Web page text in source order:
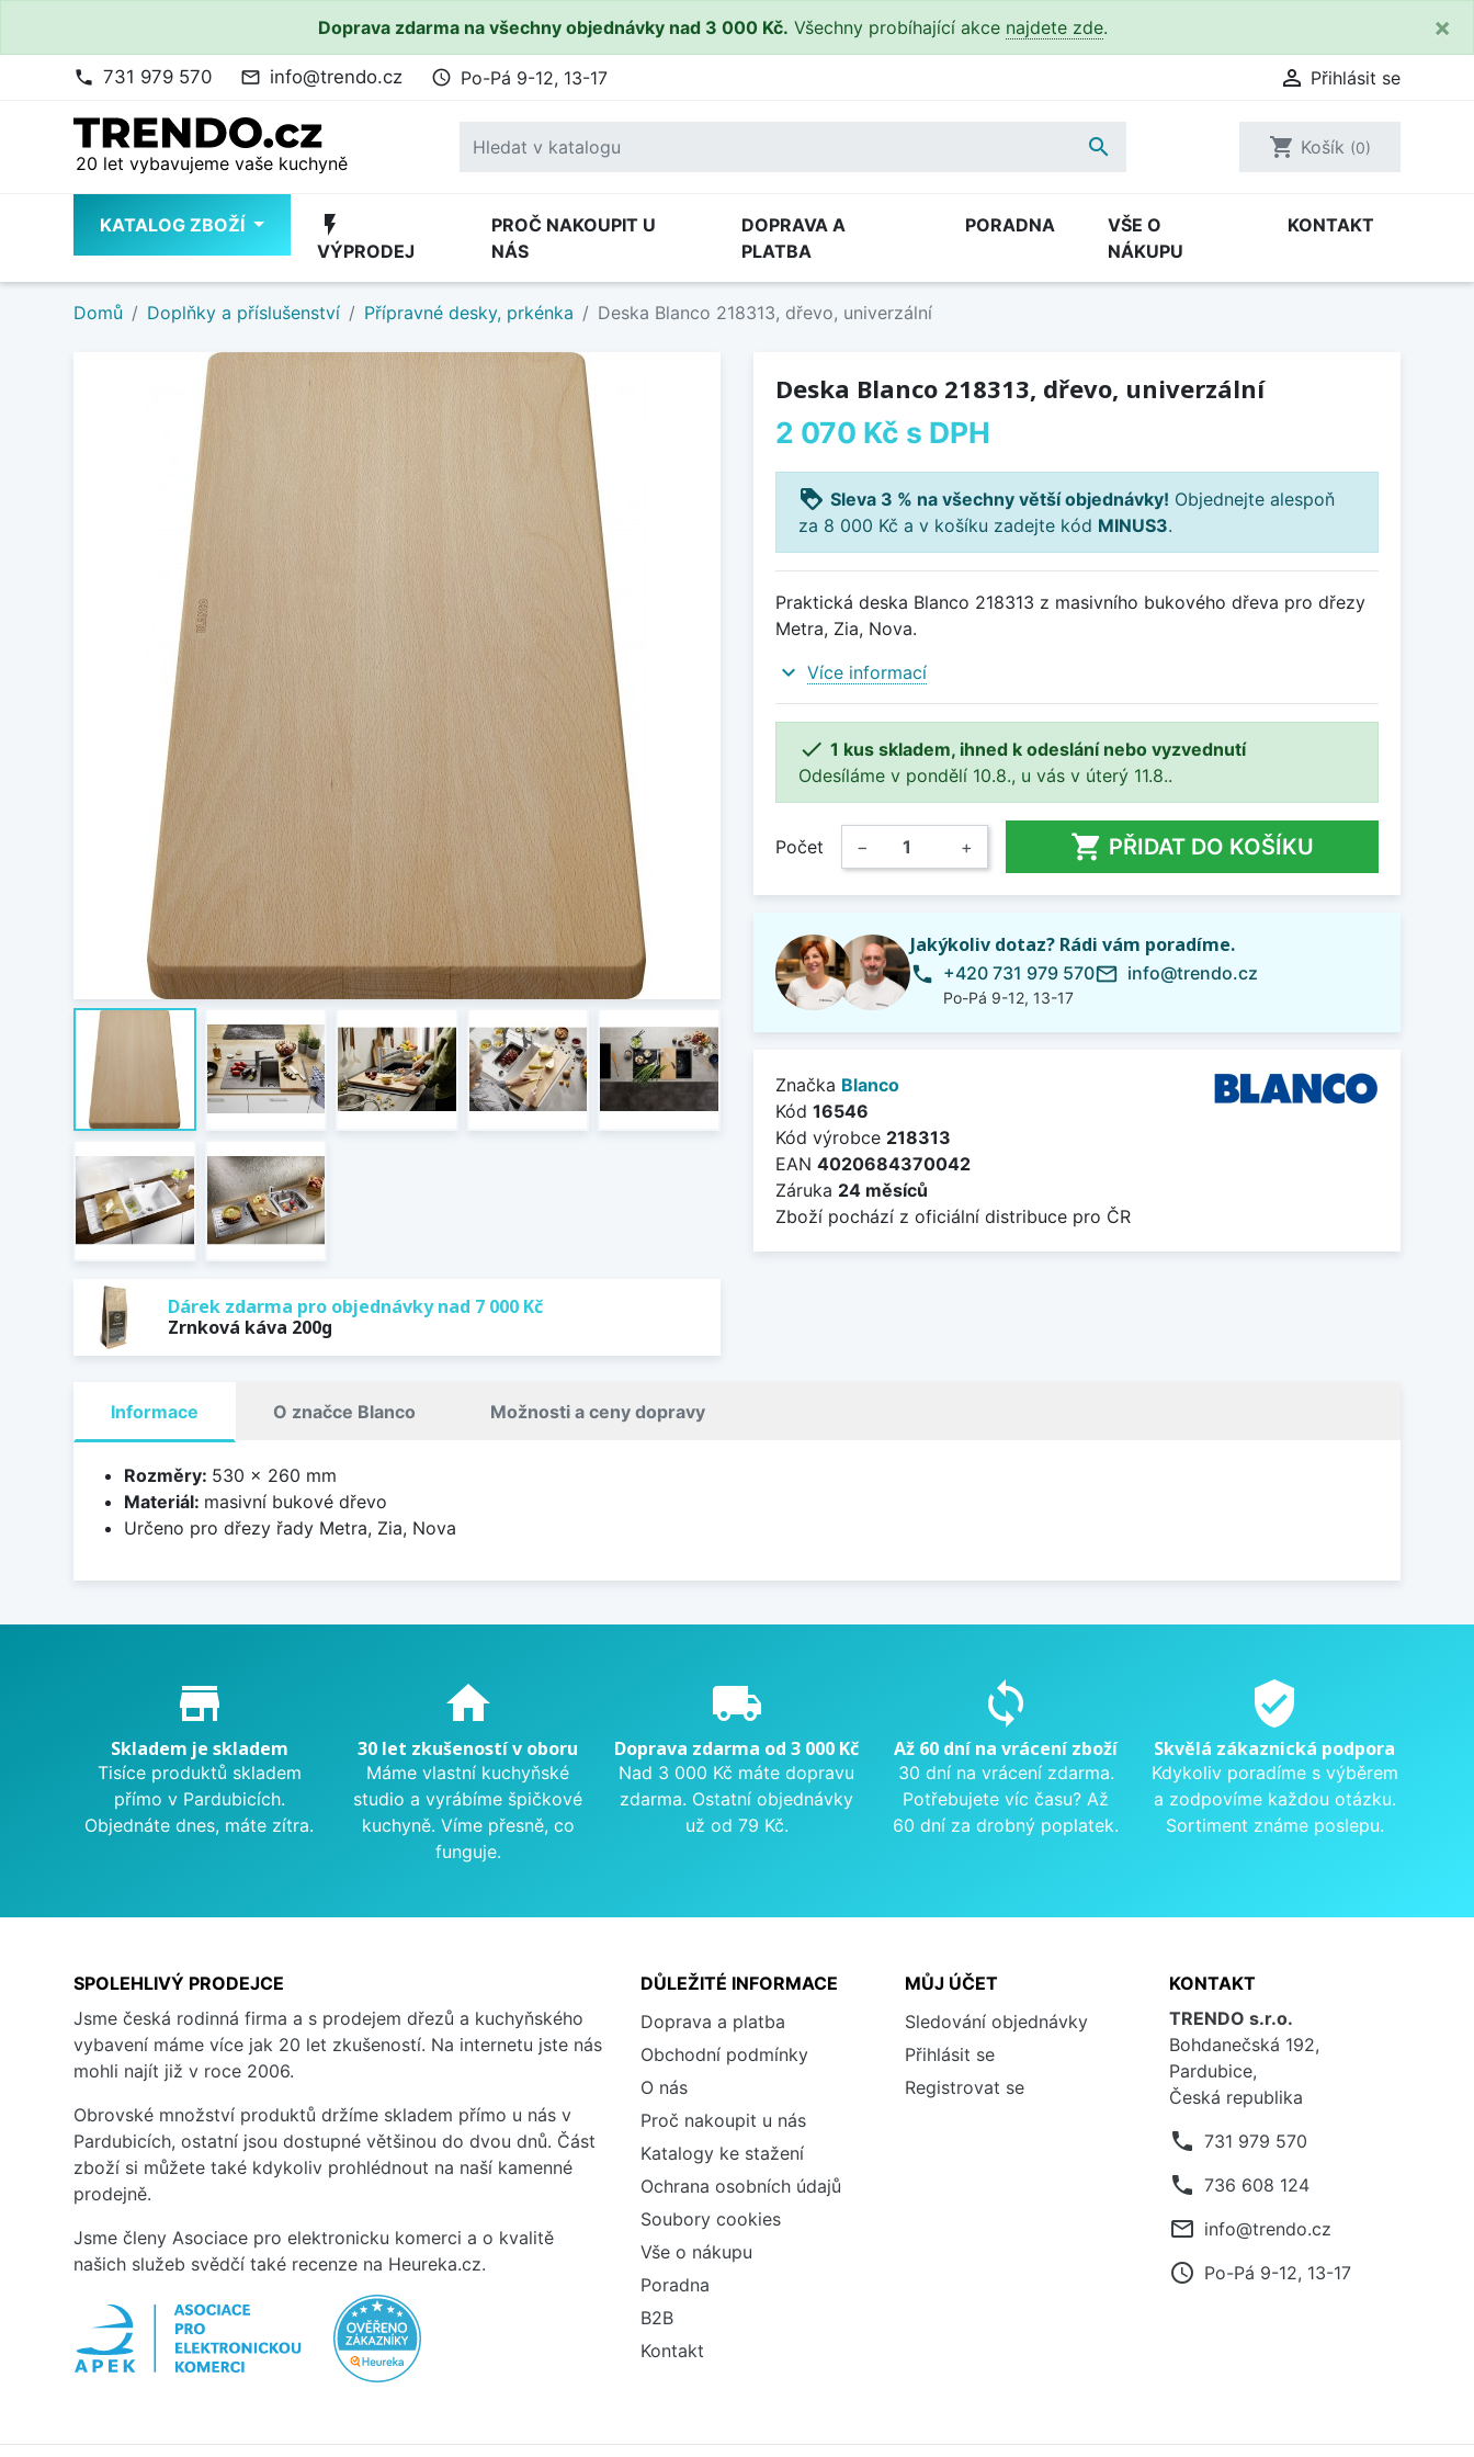
Doprava zdarma na všechny objednávky nad 3 000 Kč. Všechny probíhající akce najdete zde. ×
phone 731 979 570 mail_outline info@trendo.cz access_time Po-Pá 9-12, 13-17  Přihlásit se
20 let vybavujeme vaše kuchyně
 shopping_cart Košík (0)
KATALOG ZBOŽÍ flash_on
VÝPRODEJ
PROČ NAKOUPIT U
NÁS
DOPRAVA A
PLATBA
PORADNA
VŠE O
NÁKUPU
KONTAKT
Domů Doplňky a příslušenství Přípravné desky, prkénka Deska Blanco 218313, dřevo, univerzální
Dárek zdarma pro objednávky nad 7 000 Kč
Zrnková káva 200g
Deska Blanco 218313, dřevo, univerzální
2 070 Kč s DPH
loyalty Sleva 3 % na všechny větší objednávky! Objednejte alespoň
za 8 000 Kč a v košíku zadejte kód MINUS3.
Praktická deska Blanco 218313 z masivního bukového dřeva pro dřezy
Metra, Zia, Nova.
expand_more Více informací
 1 kus skladem, ihned k odeslání nebo vyzvednutí
Odesíláme v pondělí 10.8., u vás v úterý 11.8..
Počet − +  PŘIDAT DO KOŠÍKU
Jakýkoliv dotaz? Rádi vám poradíme.
phone +420 731 979 570
Po-Pá 9-12, 13-17
mail_outline info@trendo.cz
Značka Blanco
Kód 16546
Kód výrobce 218313
EAN 4020684370042
Záruka 24 měsíců
Zboží pochází z oficiální distribuce pro ČR
Informace O značce Blanco Možnosti a ceny dopravy
Rozměry: 530 x 260 mm
Materiál: masivní bukové dřevo
Určeno pro dřezy řady Metra, Zia, Nova
Proč nakupovat u nás?
store_mall_directory
Skladem je skladem
Tisíce produktů skladem
přímo v Pardubicích.
Objednáte dnes, máte zítra.
home
30 let zkušeností v oboru
Máme vlastní kuchyňské
studio a vyrábíme špičkové
kuchyně. Víme přesně, co
funguje.
local_shipping
Doprava zdarma od 3 000 Kč
Nad 3 000 Kč máte dopravu
zdarma. Ostatní objednávky
už od 79 Kč.
sync
Až 60 dní na vrácení zboží
30 dní na vrácení zdarma.
Potřebujete víc času? Až
60 dní za drobný poplatek.
verified_user
Skvělá zákaznická podpora
Kdykoliv poradíme s výběrem
a zodpovíme každou otázku.
Sortiment známe poslepu.
SPOLEHLIVÝ PRODEJCE
Jsme česká rodinná firma a s prodejem dřezů a kuchyňského
vybavení máme více jak 20 let zkušeností. Na internetu jste nás
mohli najít již v roce 2006.
Obrovské množství produktů držíme skladem přímo u nás v
Pardubicích, ostatní jsou dostupné většinou do dvou dnů. Část
zboží si můžete také kdykoliv prohlédnout na naší kamenné
prodejně.
Jsme členy Asociace pro elektronicku komerci a o kvalitě
našich služeb svědčí také recenze na Heureka.cz.
DŮLEŽITÉ INFORMACE
Doprava a platba
Obchodní podmínky
O nás
Proč nakoupit u nás
Katalogy ke stažení
Ochrana osobních údajů
Soubory cookies
Vše o nákupu
Poradna
B2B
Kontakt
MŮJ ÚČET
Sledování objednávky
Přihlásit se
Registrovat se
KONTAKT
TRENDO s.r.o.
Bohdanečská 192,
Pardubice,
Česká republika
phone 731 979 570
phone 736 608 124
mail_outline info@trendo.cz
access_time Po-Pá 9-12, 13-17